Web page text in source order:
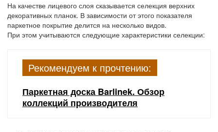
На качестве лицевого слоя сказывается селекция верхних
декоративных планок. В зависимости от этого показателя
паркетное покрытие делится на несколько видов.
При этом учитываются следующие характеристики селекции:
Рекомендуем к прочтению:
Паркетная доска Barlinek. Обзор
коллекций производителя